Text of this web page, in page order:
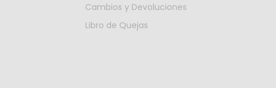
Cambios y Devoluciones
Libro de Quejas